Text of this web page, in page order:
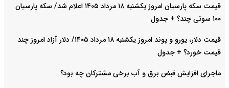
قیمت سکه پارسیان امروز یکشنبه ۱۸ مرداد ۱۴۰۵ اعلام شد/ سکه پارسیان
۱۰۰ سوتی چند؟ + جدول
قیمت دلار، یورو و پوند امروز یکشنبه ۱۸ مرداد ۱۴۰۵/ دلار آزاد امروز چند
قیمت خورد؟ + جدول
ماجرای افزایش قبض برق و آب برخی مشترکان چه بود؟